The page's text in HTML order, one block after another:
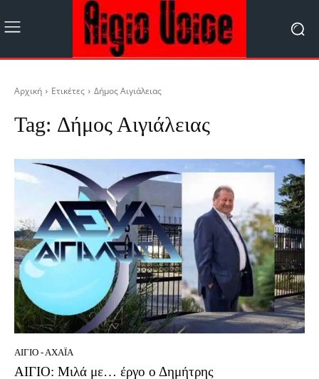
Αρχική Ετικέτες Δήμος Αιγιάλειας
Tag: Δήμος Αιγιάλειας
ΑΊΓΙΟ - ΑΧΑΪ́Α
ΑΙΓΙΟ: Μιλά με… έργο ο Δημήτρης